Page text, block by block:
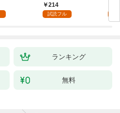
214
試読フル
ランキング
無料